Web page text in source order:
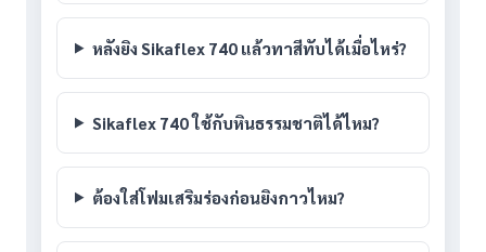
หลังยิง Sikaflex 740 แล้วทาสีทับได้เมื่อไหร่?
Sikaflex 740 ใช้กับหินธรรมชาติได้ไหม?
ต้องใส่โฟมเสริมร่องก่อนยิงกาวไหม?